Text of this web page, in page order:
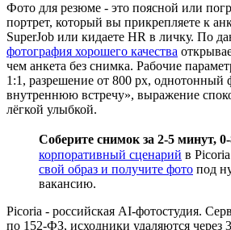
Фото для резюме - это поясной или
портрет, который вы прикрепляете к
SuperJob или кидаете HR в личку. По
фотография хорошего качества
чем анкета без снимка. Рабочие
1:1, разрешение от 800 px, однотонный
внутреннюю встречу», выражение
лёгкой улыбкой.
Соберите снимок за 2-5 минут,
корпоративный сценарий в
свой образ и получите фото под
вакансию.
Picoria - российская AI-фотостудия.
по 152-ФЗ, исходники удаляются через